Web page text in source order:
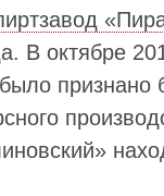
В октябре
признано